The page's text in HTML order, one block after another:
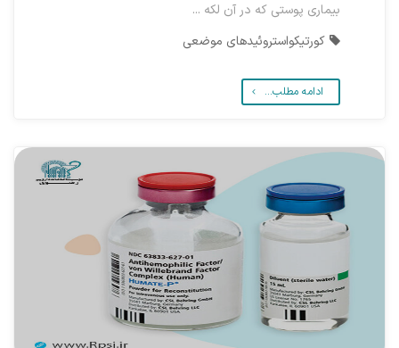
بیماری پوستی که در آن لکه ...
کورتیکواستروئیدهای موضعی
ادامه مطلب...